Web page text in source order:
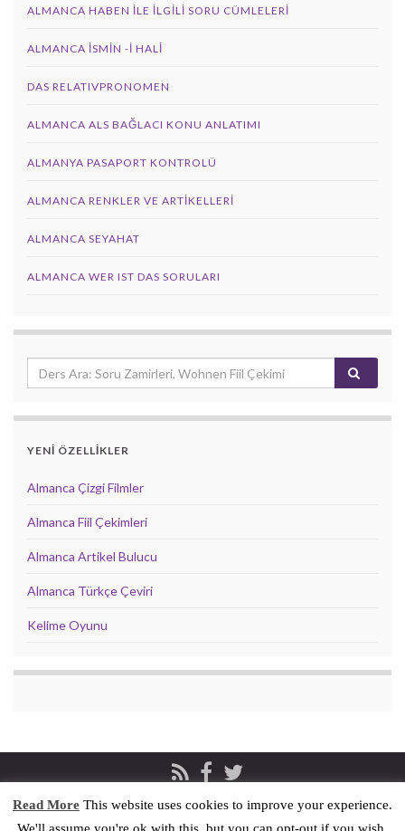
ALMANCA HABEN İLE İLGILI SORU CÜMLELERI
ALMANCA İSMIN -I HALI
DAS RELATIVPRONOMEN
ALMANCA ALS BAĞLACI KONU ANLATIMI
ALMANYA PASAPORT KONTROLÜ
ALMANCA RENKLER VE ARTIKELLERI
ALMANCA SEYAHAT
ALMANCA WER IST DAS SORULARI
YENİ ÖZELLİKLER
Almanca Çizgi Filmler
Almanca Fiil Çekimleri
Almanca Artikel Bulucu
Almanca Türkçe Çeviri
Kelime Oyunu
Privacy & Cookies Policy İletişim
Read More This website uses cookies to improve your experience.